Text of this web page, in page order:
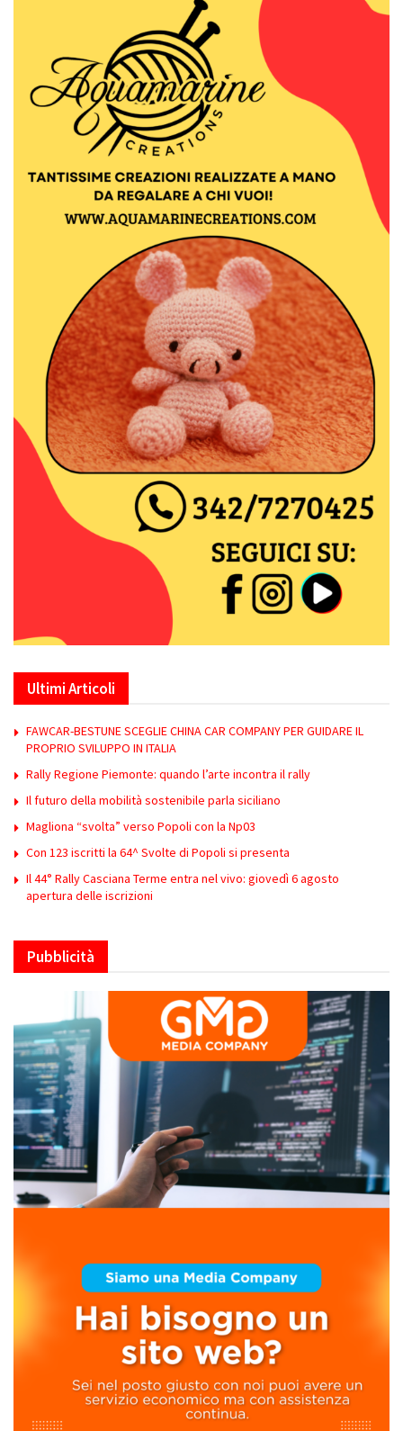
Ultimi Articoli
FAWCAR-BESTUNE SCEGLIE CHINA CAR COMPANY PER GUIDARE IL
PROPRIO SVILUPPO IN ITALIA
Rally Regione Piemonte: quando l’arte incontra il rally
Il futuro della mobilità sostenibile parla siciliano
Magliona “svolta” verso Popoli con la Np03
Con 123 iscritti la 64^ Svolte di Popoli si presenta
Il 44° Rally Casciana Terme entra nel vivo: giovedì 6 agosto
apertura delle iscrizioni
Pubblicità